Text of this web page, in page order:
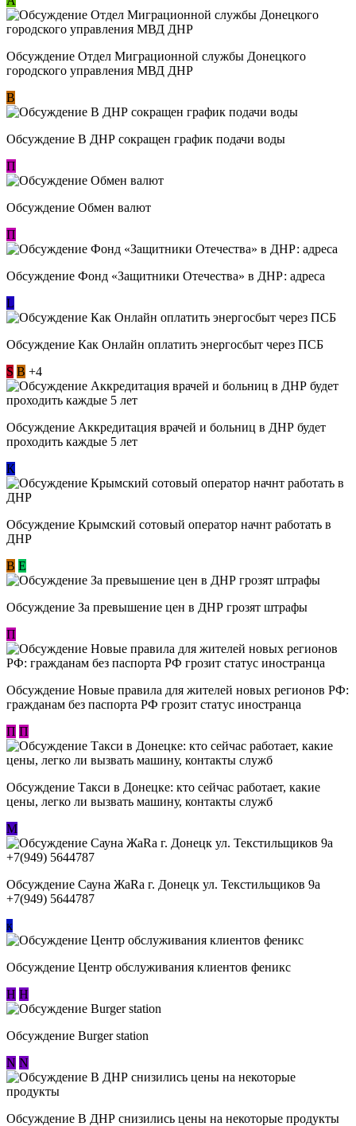
Обсуждение Отдел Миграционной службы Донецкого
городского управления МВД ДНР
В
Обсуждение В ДНР сокращен график подачи воды
П
Обсуждение Обмен валют
П
Обсуждение Фонд «Защитники Отечества» в ДНР: адреса
L
Обсуждение ​Как Онлайн оплатить энергосбыт через ПСБ
S В +4
Обсуждение Аккредитация врачей и больниц в ДНР будет
проходить каждые 5 лет
К
Обсуждение Крымский сотовый оператор начнт работать в
ДНР
В E
Обсуждение За превышение цен в ДНР грозят штрафы
П
Обсуждение Новые правила для жителей новых регионов РФ:
гражданам без паспорта РФ грозит статус иностранца
П П
Обсуждение ​Такси в Донецке: кто сейчас работает, какие
цены, легко ли вызвать машину, контакты служб
М
Обсуждение Сауна ЖаRa г. Донецк ул. Текстильщиков 9а
+7(949) 5644787
к
Обсуждение Центр обслуживания клиентов феникс
Н Н
Обсуждение Burger station
N N
Обсуждение В ДНР снизились цены на некоторые продукты